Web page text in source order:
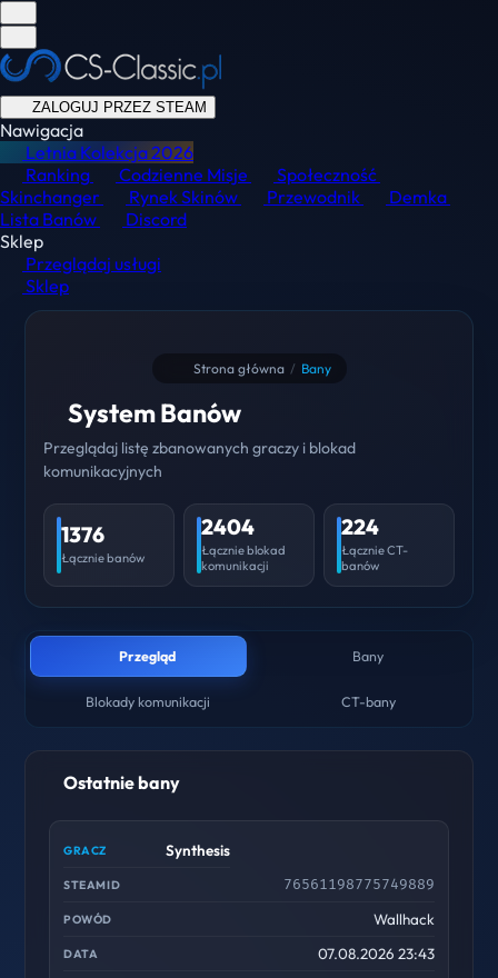
ZALOGUJ PRZEZ STEAM
Nawigacja
Letnia Kolekcja2026
Ranking
Codzienne Misje
Społeczność
Skinchanger
Rynek Skinów Przewodnik
Demka
Lista Banów
Discord
Sklep
Przeglądaj usługi
Sklep
Strona główna / Bany
System Banów
Przeglądaj listę zbanowanych graczy i blokad
komunikacyjnych
1376
Łącznie banów
2404
Łącznie blokad
komunikacji
224
Łącznie CT-
banów
Przegląd Bany
Blokady komunikacji CT-bany
Ostatnie bany
Synthesis
76561198775749889
Wallhack
07.08.2026 23:43